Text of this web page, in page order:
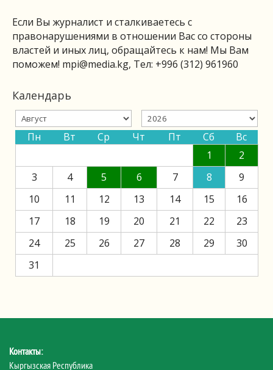
Если Вы журналист и сталкиваетесь с
правонарушениями в отношении Вас со стороны
властей и иных лиц, обращайтесь к нам! Мы Вам
поможем! mpi@media.kg, Тел: +996 (312) 961960
Календарь
Пн Вт Ср Чт Пт Сб
Вс
1
2
3
4 5 6 7 8
9
10
11 12 13 14 15
16
17
18 19 20 21 22
23
24
25 26 27 28 29
30
31
Контакты:
Кыргызская Республика